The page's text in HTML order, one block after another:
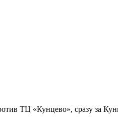
ТЦ «Кунцево», сразу за